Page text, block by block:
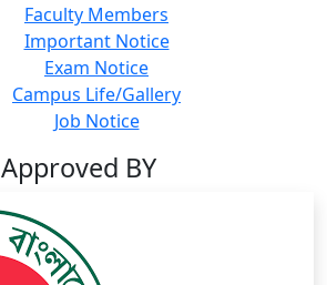
Faculty Members
Important Notice
Exam Notice
Campus Life/Gallery
Job Notice
Approved BY